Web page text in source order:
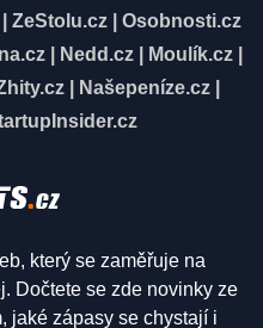
ZeStolu.cz
Osobnosti.cz
| Nedd.cz| Moulík.cz|
Našepeníze.cz
který se zaměřuje na
Dočtete se zde novinky ze
jaké zápasy se chystají i